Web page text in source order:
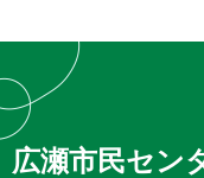
広瀬市民セン